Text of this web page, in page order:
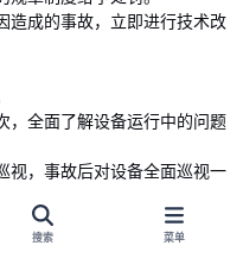
成的事故，立即进行技术改
全面了解设备运行中的问题
，事故后对设备全面巡视一
时，值班人员应进行特殊巡
搜索 菜单